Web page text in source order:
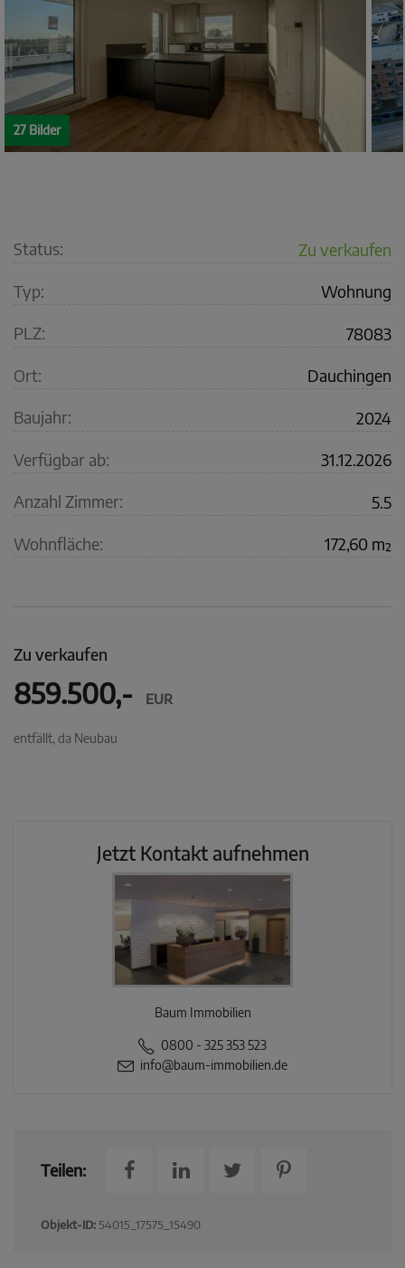
27 Bilder
Status: Zu verkaufen
Typ: Wohnung
PLZ: 78083
Ort: Dauchingen
Baujahr: 2024
Verfügbar ab: 31.12.2026
Anzahl Zimmer: 5.5
Wohnfläche: 172,60 m²
Zu verkaufen
859.500,- EUR
entfällt, da Neubau
Jetzt Kontakt aufnehmen
Baum Immobilien
0800 - 325 353 523
info@baum-immobilien.de
Teilen:
Objekt-ID: 54015_17575_15490